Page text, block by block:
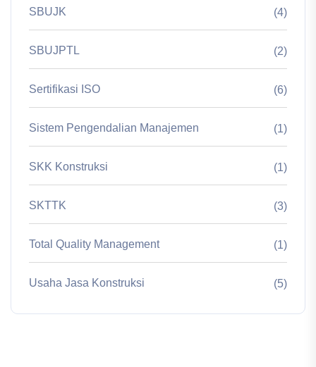
SBUJK (4)
SBUJPTL (2)
Sertifikasi ISO (6)
Sistem Pengendalian Manajemen (1)
SKK Konstruksi (1)
SKTTK (3)
Total Quality Management (1)
Usaha Jasa Konstruksi (5)